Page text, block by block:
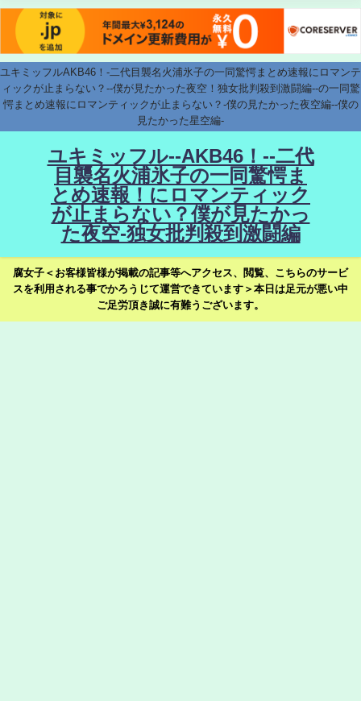
ユキミッフルAKB46！-二代目襲名火浦氷子の一同驚愕まとめ速報にロマンテ
ィックが止まらない？--僕が見たかった夜空！独女批判殺到激闘編--の一同驚
愕まとめ速報にロマンティックが止まらない？-僕の見たかった夜空編--僕の
見たかった星空編-
ユキミッフル--AKB46！--二代
目襲名火浦氷子の一同驚愕ま
とめ速報！にロマンティック
が止まらない？僕が見たかっ
た夜空-独女批判殺到激闘編
腐女子＜お客様皆様が掲載の記事等へアクセス、閲覧、こちらのサービ
スを利用される事でかろうじて運営できています＞本日は足元が悪い中
ご足労頂き誠に有難うございます。